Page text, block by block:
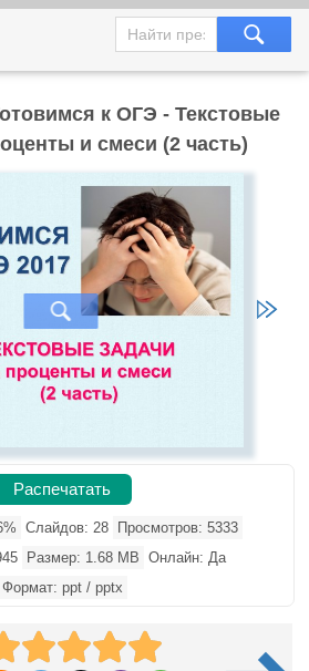
к ОГЭ - Текстовые
и смеси (2 часть)
Распечатать
Слайдов: 28
Просмотров: 5333
Размер: 1.68 MB Онлайн: Да
Формат: ppt / pptx